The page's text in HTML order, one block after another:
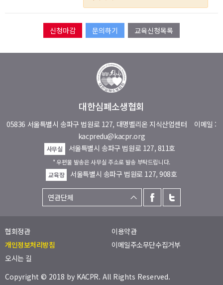
문의하기 교육신청목록
대한심폐소생협회
05836 서울특별시 송파구 법원로 127, 대명벨리온 지식산업센터 이메일 :
kacpredu@kacpr.org
사무실 서울특별시 송파구 법원로 127, 811호
* 우편물 발송은 사무실 주소로 발송 부탁드립니다.
교육장
서울특별시 송파구 법원로 127, 908호
협회정관
이용약관
개인정보처리방침
이메일주소무단수집거부
오시는 길
Copyright © 2018 by KACPR. All Rights Reserved.